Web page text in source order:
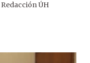
Redacción ÚH